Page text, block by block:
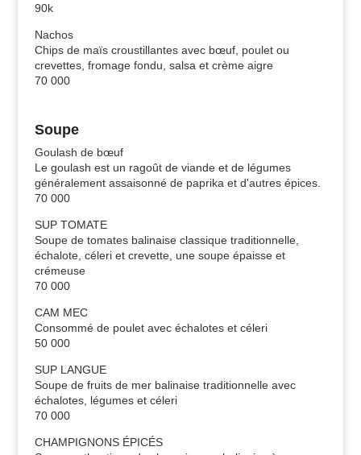
90k
Nachos
Chips de maïs croustillantes avec bœuf, poulet ou
crevettes, fromage fondu, salsa et crème aigre
70 000
Soupe
Goulash de bœuf
Le goulash est un ragoût de viande et de légumes
généralement assaisonné de paprika et d'autres épices.
70 000
SUP TOMATE
Soupe de tomates balinaise classique traditionnelle,
échalote, céleri et crevette, une soupe épaisse et
crémeuse
70 000
CAM MEC
Consommé de poulet avec échalotes et céleri
50 000
SUP LANGUE
Soupe de fruits de mer balinaise traditionnelle avec
échalotes, légumes et céleri
70 000
CHAMPIGNONS ÉPICÉS